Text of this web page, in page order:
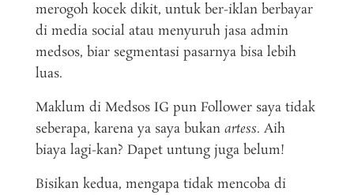
merogoh kocek dikit, untuk ber-iklan berbayar
di media social atau menyuruh jasa admin
medsos, biar segmentasi pasarnya bisa lebih
luas.
Maklum di Medsos IG pun Follower saya tidak
seberapa, karena ya saya bukan artess. Aih
biaya lagi-kan? Dapet untung juga belum!
Bisikan kedua, mengapa tidak mencoba di